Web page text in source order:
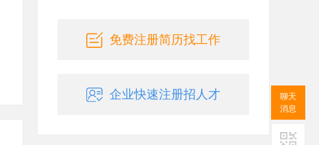
免费注册简历找工作
企业快速注册招人才
聊天
消息